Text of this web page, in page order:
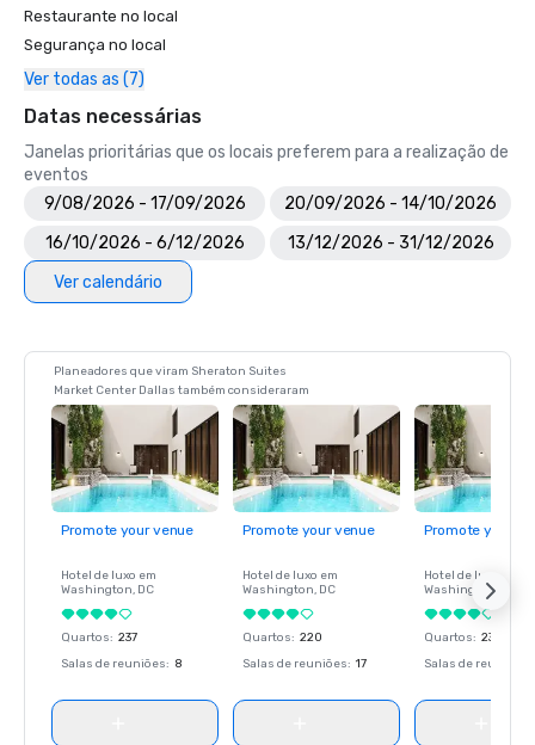
Restaurante no local
Segurança no local
Ver todas as (7)
Datas necessárias
Janelas prioritárias que os locais preferem para a realização de
eventos
9/08/2026 - 17/09/2026
20/09/2026 - 14/10/2026
16/10/2026 - 6/12/2026
13/12/2026 - 31/12/2026
Ver calendário
Planeadores que viram Sheraton Suites
Market Center Dallas também consideraram
Promote your venue
Hotel de luxo em
Washington, DC
Quartos: 237
Salas de reuniões: 8
Promote your venue
Hotel de luxo em
Washington, DC
Quartos: 220
Salas de reuniões: 17
Promote your
Hotel de luxo em
Washington
Quartos: 237
Salas de reuniões